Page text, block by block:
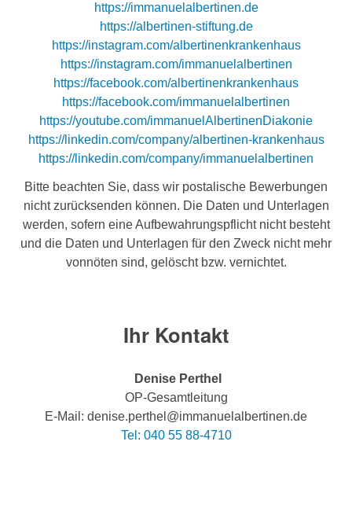
https://immanuelalbertinen.de
https://albertinen-stiftung.de
https://instagram.com/albertinenkrankenhaus
https://instagram.com/immanuelalbertinen
https://facebook.com/albertinenkrankenhaus
https://facebook.com/immanuelalbertinen
https://youtube.com/immanuelAlbertinenDiakonie
https://linkedin.com/company/albertinen-krankenhaus
https://linkedin.com/company/immanuelalbertinen
Bitte beachten Sie, dass wir postalische Bewerbungen
nicht zurücksenden können. Die Daten und Unterlagen
werden, sofern eine Aufbewahrungspflicht nicht besteht
und die Daten und Unterlagen für den Zweck nicht mehr
vonnöten sind, gelöscht bzw. vernichtet.
Ihr Kontakt
Denise Perthel
OP-Gesamtleitung
E-Mail: denise.perthel@immanuelalbertinen.de
Tel: 040 55 88-4710